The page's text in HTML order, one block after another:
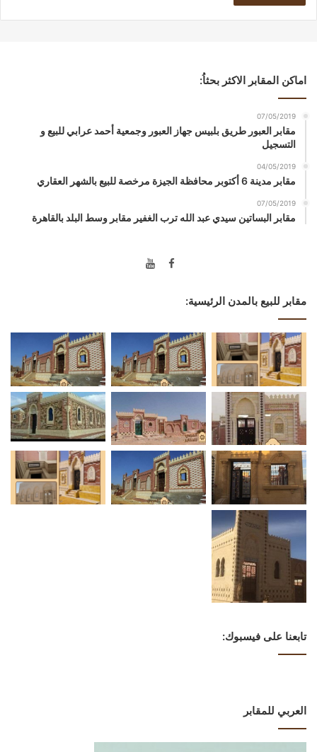
اماكن المقابر الاكثر بحثاُ:
07/05/2019
مقابر العبور طريق بلبيس جهاز العبور وجمعية أحمد عرابي للبيع و
التسجيل
04/05/2019
مقابر مدينة 6 أكتوبر محافظة الجيزة مرخصة للبيع بالشهر العقاري
07/05/2019
مقابر البساتين سيدي عبد الله ترب الغفير مقابر وسط البلد بالقاهرة
مقابر للبيع بالمدن الرئيسية:
تابعنا على فيسبوك:
العربي للمقابر